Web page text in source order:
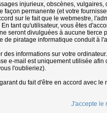
injurieux, obscènes,
façon permanente (et votre
sur le fait que le webmestre,
tant qu'utilisateur, vous êtes
seront divulguées à aucune
de piratage informatique conduit à
des informations sur votre
e-mail est uniquement utilisée
l'oublieriez).
du fait d'être en accord avec le
J'accepte le